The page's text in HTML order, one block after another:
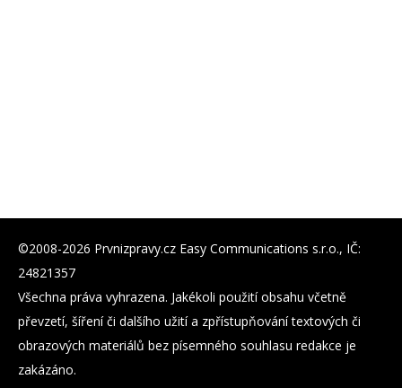
©2008-2026 Prvnizpravy.cz Easy Communications s.r.o., IČ:
24821357
Všechna práva vyhrazena. Jakékoli použití obsahu včetně
převzetí, šíření či dalšího užití a zpřístupňování textových či
obrazových materiálů bez písemného souhlasu redakce je
zakázáno.